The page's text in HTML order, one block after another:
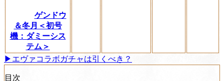
ゲンドウ
＆冬月＜初号
機：ダミーシス
テム＞
▶エヴァコラボガチャは引くべき？
目次